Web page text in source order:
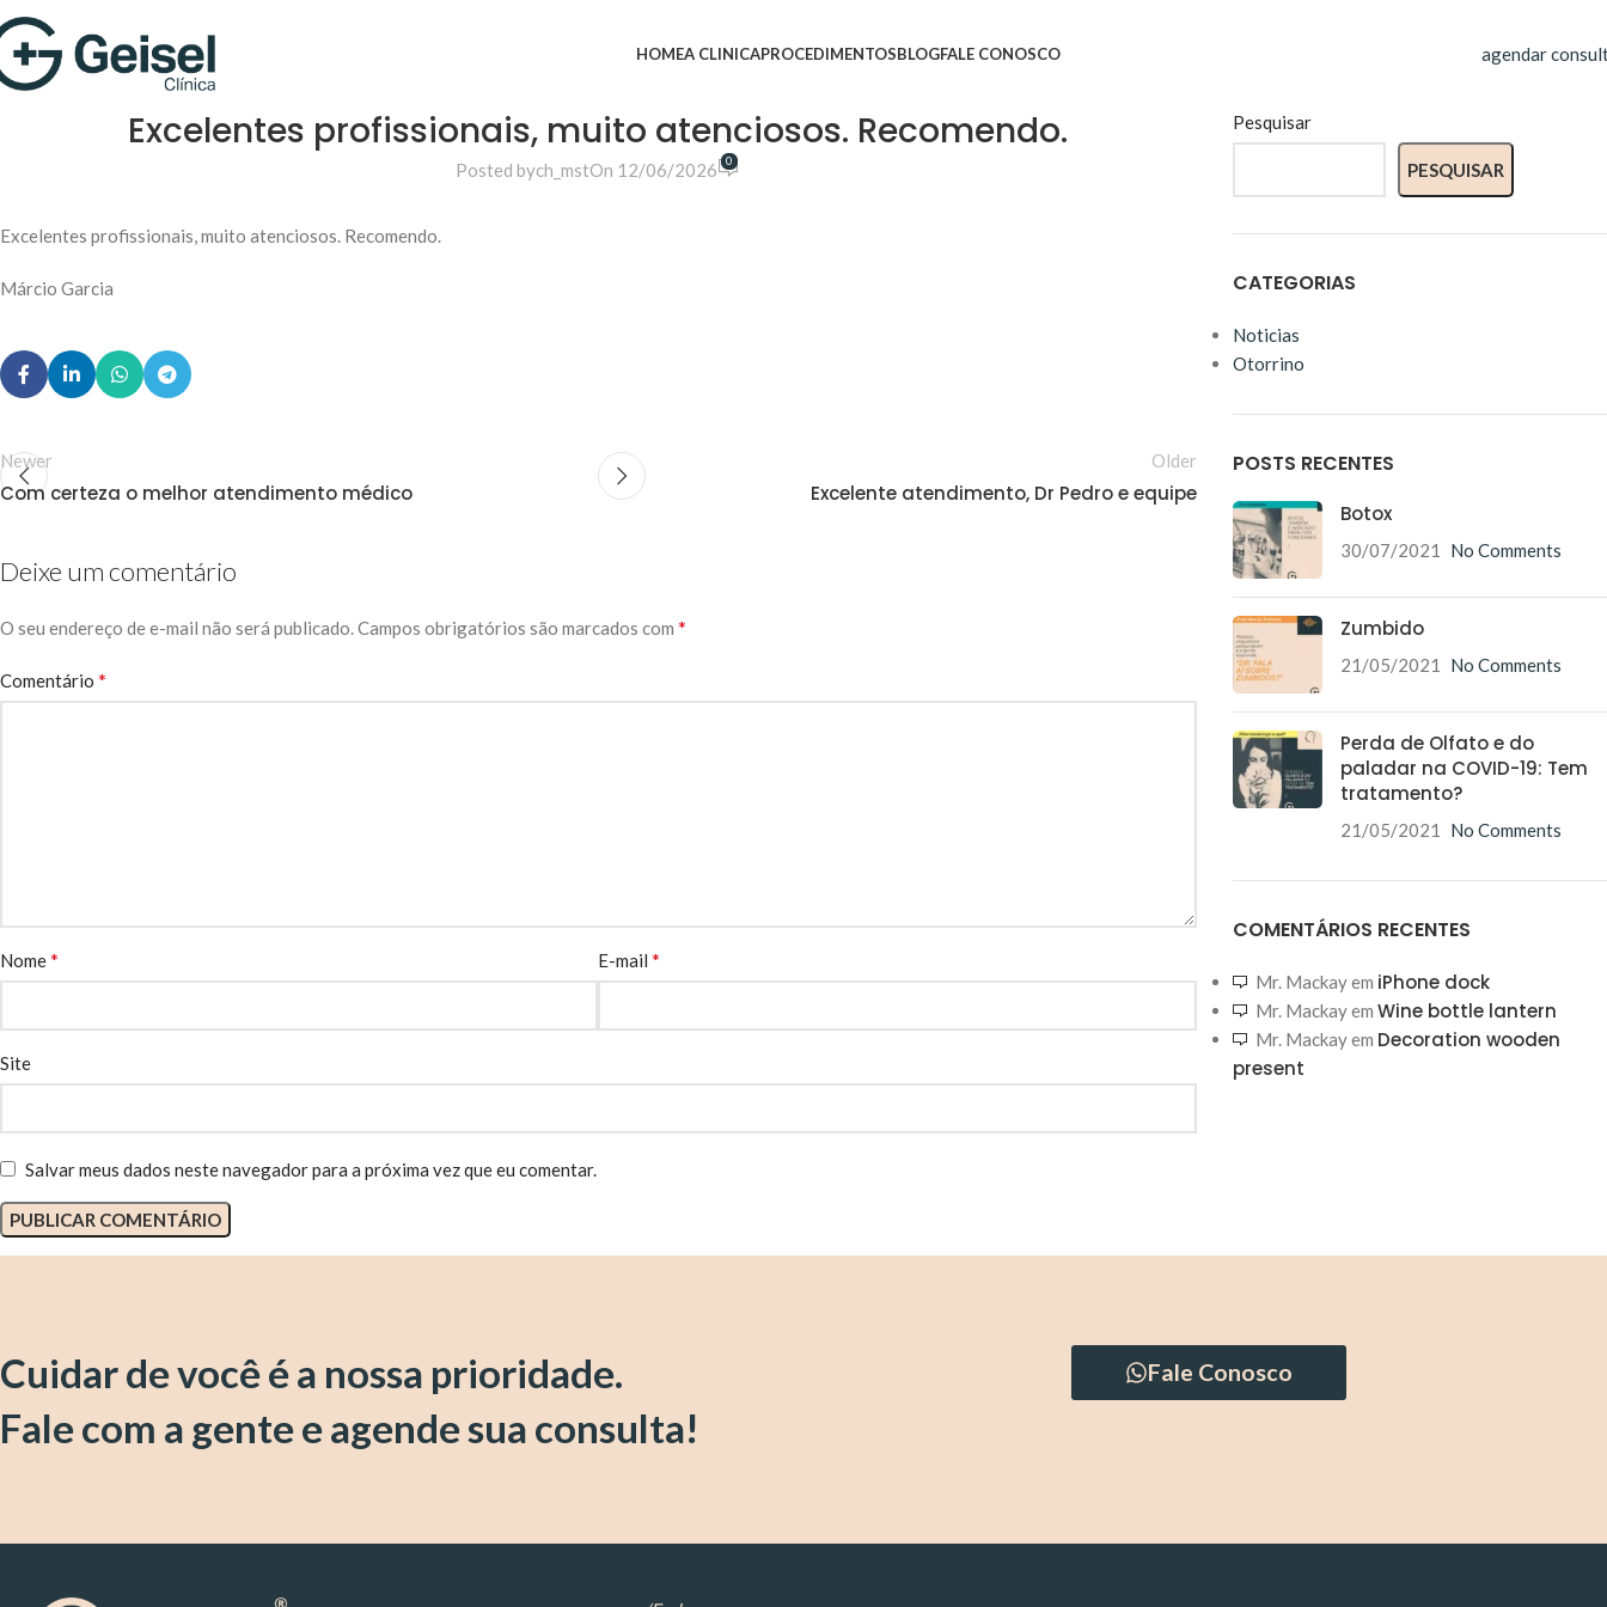
HOMEA CLINICAPROCEDIMENTOSBLOGFALE CONOSCO agendar
Excelentes profissionais, muito atenciosos. Recomendo.
Posted bych_mstOn 12/06/2026 0
Excelentes profissionais, muito atenciosos. Recomendo.
Márcio Garcia
Newer
Com certeza o melhor atendimento médico
Older
Excelente atendimento, Dr Pedro e equipe
Deixe um comentário
O seu endereço de e-mail não será publicado.Campos obrigatórios são marcados com *
Comentário *
Nome* E-mail*
Site
Salvar meus dados neste navegador para a próxima vez que eu comentar.
Pesquisar
PESQUISAR
CATEGORIAS
Noticias
Otorrino
POSTS RECENTES
Botox
30/07/2021 No Comments
Zumbido
21/05/2021 No Comments
Perda de Olfato e do
paladar na COVID-19: Tem
tratamento?
21/05/2021 No Comments
COMENTÁRIOS RECENTES
Mr. Mackayem iPhone dock
Mr. Mackayem Wine bottle lantern
Mr. Mackayem Decoration wooden
present
Cuidar de você é a nossa prioridade.
Fale com a gente e agende sua consulta!
Fale Conosco